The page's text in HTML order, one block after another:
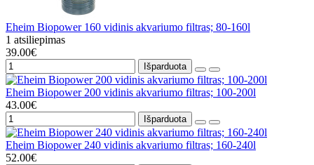
Eheim Biopower 160 vidinis akvariumo filtras; 80-160l
1 atsiliepimas
39.00€
Išparduota
Eheim Biopower 200 vidinis akvariumo filtras; 100-200l
43.00€
Išparduota
Eheim Biopower 240 vidinis akvariumo filtras; 160-240l
52.00€